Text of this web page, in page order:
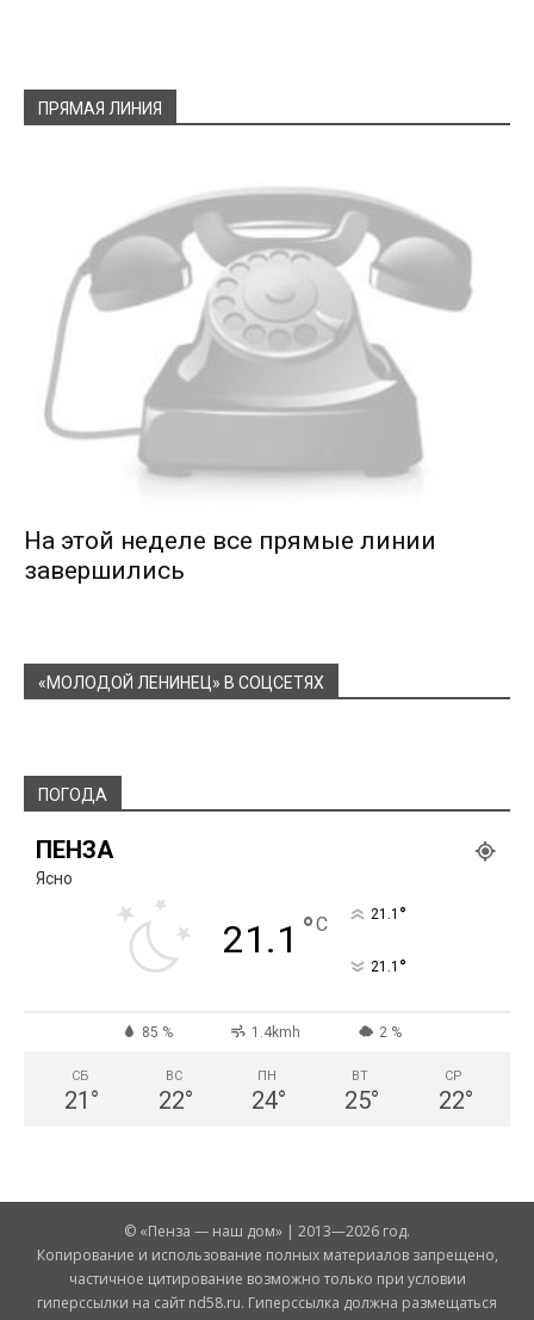
ПРЯМАЯ ЛИНИЯ
На этой неделе все прямые линии
завершились
«МОЛОДОЙ ЛЕНИНЕЦ» В СОЦСЕТЯХ
ПОГОДА
ПЕНЗА
Ясно
21.1 °C 21.1 °
21.1 °
85 % 1.4kmh 2 %
СБ
21 °
ВС
22°
ПН
24°
ВТ
25°
СР
22°
© «Пенза — наш дом» | 2013—2026 год.
Копирование и использование полных материалов запрещено,
частичное цитирование возможно только при условии
гиперссылки на сайт nd58.ru. Гиперссылка должна размещаться